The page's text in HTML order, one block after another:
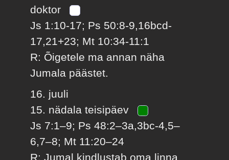
doktor
Js 1:10-17; Ps 50:8-9,16bcd-
17,21+23; Mt 10:34-11:1
R: Õigetele ma annan näha
Jumala päästet.
16. juuli
15. nädala teisipäev
Js 7:1–9; Ps 48:2–3a,3bc-4,5–
6,7–8; Mt 11:20–24
R: Jumal kindlustab oma linna